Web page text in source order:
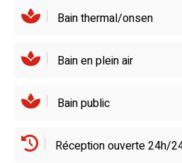
proposé pour démarrer la
Bain thermal/onsen
Bain en plein air
Bain public
Réception ouverte 24h/